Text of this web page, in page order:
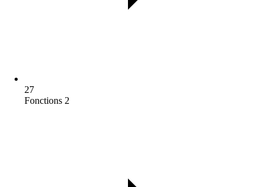
27
Fonctions 2